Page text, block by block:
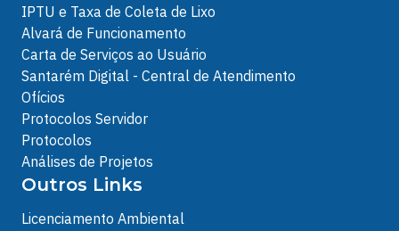
IPTU e Taxa de Coleta de Lixo
Alvará de Funcionamento
Carta de Serviços ao Usuário
Santarém Digital - Central de Atendimento
Ofícios
Protocolos Servidor
Protocolos
Análises de Projetos
Outros Links
Licenciamento Ambiental